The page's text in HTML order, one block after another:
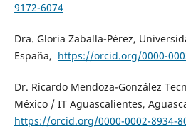
9172-6074
Dra. Gloria Zaballa-Pérez,
España, https://orcid.org/0000-
Dr. Ricardo Mendoza-González
México / IT Aguascalientes,
https://orcid.org/0000-0002-8934-